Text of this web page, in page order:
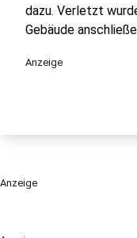
dazu. Verletzt
Gebäude
Anzeige
Anzeige